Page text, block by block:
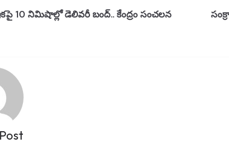
10 నిమిషాల్లో డెలివరీ బంద్.. కేంద్రం సంచలన